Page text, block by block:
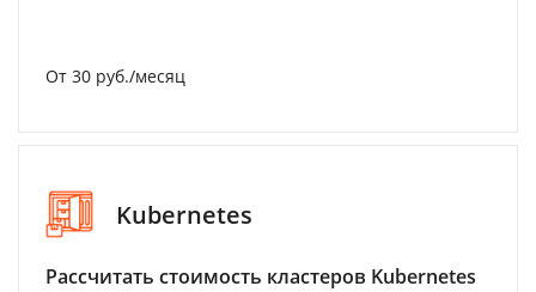
От 30 руб./месяц
Kubernetes
Рассчитать стоимость кластеров Kubernetes